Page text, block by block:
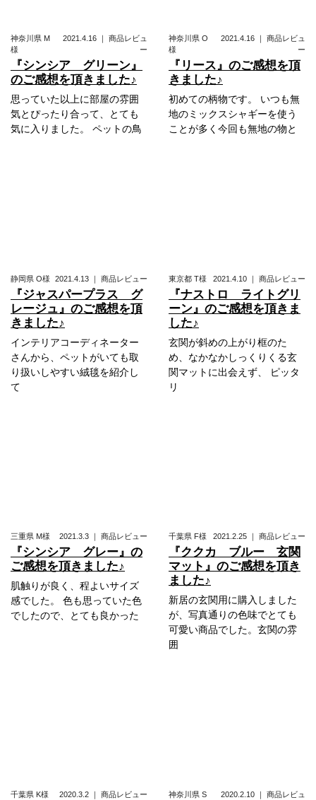
神奈川県 M
様
2021.4.16 ｜ 商品レビュ
ー
『シンシア グリーン』
のご感想を頂きました♪
思っていた以上に部屋の雰囲
気とぴったり合って、とても
気に入りました。 ペットの鳥
神奈川県 O
様
2021.4.16 ｜ 商品レビュ
ー
『リース』のご感想を頂
きました♪
初めての柄物です。 いつも無
地のミックスシャギーを使う
ことが多く今回も無地の物と
静岡県 O様 2021.4.13 ｜ 商品レビュー
『ジャスパープラス グ
レージュ』のご感想を頂
きました♪
インテリアコーディネーター
さんから、ペットがいても取
り扱いしやすい絨毯を紹介し
て
東京都 T様 2021.4.10 ｜ 商品レビュー
『ナストロ ライトグリ
ーン』のご感想を頂きま
した♪
玄関が斜めの上がり框のた
め、なかなかしっくりくる玄
関マットに出会えず、 ピッタ
リ
三重県 M様 2021.3.3 ｜ 商品レビュー
『シンシア グレー』の
ご感想を頂きました♪
肌触りが良く、程よいサイズ
感でした。 色も思っていた色
でしたので、とても良かった
千葉県 F様 2021.2.25 ｜ 商品レビュー
『ククカ ブルー 玄関
マット』のご感想を頂き
ました♪
新居の玄関用に購入しました
が、写真通りの色味でとても
可愛い商品でした。玄関の雰
囲
千葉県 K様 2020.3.2 ｜ 商品レビュー 神奈川県 S
2020.2.10 ｜ 商品レビュ